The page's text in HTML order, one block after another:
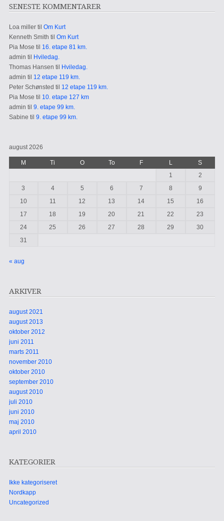
SENESTE KOMMENTARER
Loa millertil Om Kurt
Kenneth Smith til Om Kurt
Pia Mose til 16. etape 81 km.
admin til
Hviledag.
Thomas Hansen til
Hviledag.
admin til 12 etape 119 km.
Peter Schønsted til 12 etape 119 km.
Pia Mose til 10. etape 127 km
admin til 9. etape 99 km.
Sabine til 9. etape 99 km.
august 2026
M Ti O To F L
S
1
2
3
4 5 6 7 8
9
10
11 12 13 14 15
16
17
18 19 20 21 22
23
24
25 26 27 28 29
30
31
« aug
ARKIVER
august 2021
august 2013
oktober 2012
juni 2011
marts 2011
november 2010
oktober 2010
september 2010
august 2010
juli 2010
juni 2010
maj 2010
april 2010
KATEGORIER
Ikke kategoriseret
Nordkapp
Uncategorized